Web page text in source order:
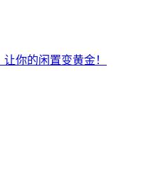
你的闲置变黄金！